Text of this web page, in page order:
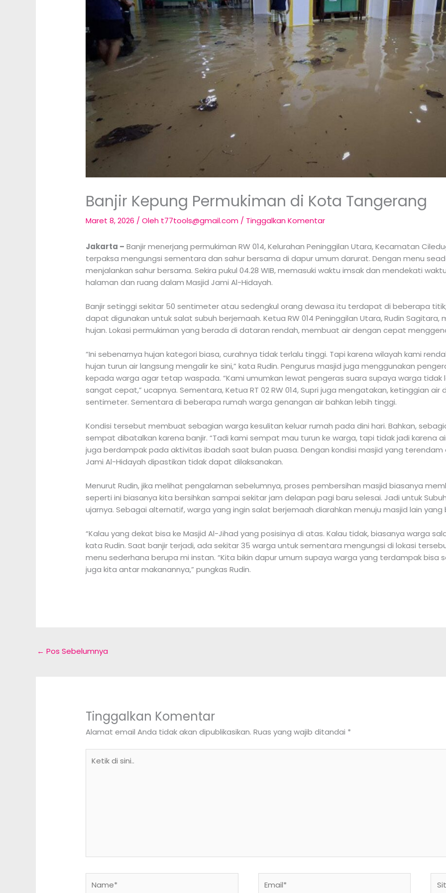
Banjir Kepung Permukiman di Kota Tangerang
Maret 8, 2026 / Oleh t77tools@gmail.com / Tinggalkan Komentar
Jakarta – Banjir menerjang permukiman RW 014, Kelurahan Peninggilan Utara, Kecamatan
terpaksa mengungsi sementara dan sahur bersama di dapur umum darurat. Dengan menu
menjalankan sahur bersama. Sekira pukul 04.28 WIB, memasuki waktu imsak dan mendekati
halaman dan ruang dalam Masjid Jami Al-Hidayah.
Banjir setinggi sekitar 50 sentimeter atau sedengkul orang dewasa itu terdapat di beberapa
dapat digunakan untuk salat subuh berjemaah. Ketua RW 014 Peninggilan Utara, Rudin Sagitara,
hujan. Lokasi permukiman yang berada di dataran rendah, membuat air dengan cepat
“Ini sebenarnya hujan kategori biasa, curahnya tidak terlalu tinggi. Tapi karena wilayah kami
hujan turun air langsung mengalir ke sini,” kata Rudin. Pengurus masjid juga menggunakan
kepada warga agar tetap waspada. “Kami umumkan lewat pengeras suara supaya warga tidak
sangat cepat,” ucapnya. Sementara, Ketua RT 02 RW 014, Supri juga mengatakan, ketinggian
sentimeter. Sementara di beberapa rumah warga genangan air bahkan lebih tinggi.
Kondisi tersebut membuat sebagian warga kesulitan keluar rumah pada dini hari. Bahkan,
sempat dibatalkan karena banjir. “Tadi kami sempat mau turun ke warga, tapi tidak jadi karena
juga berdampak pada aktivitas ibadah saat bulan puasa. Dengan kondisi masjid yang terendam
Jami Al-Hidayah dipastikan tidak dapat dilaksanakan.
Menurut Rudin, jika melihat pengalaman sebelumnya, proses pembersihan masjid biasanya
seperti ini biasanya kita bersihkan sampai sekitar jam delapan pagi baru selesai. Jadi untuk
ujarnya. Sebagai alternatif, warga yang ingin salat berjemaah diarahkan menuju masjid lain
“Kalau yang dekat bisa ke Masjid Al-Jihad yang posisinya di atas. Kalau tidak, biasanya warga
kata Rudin. Saat banjir terjadi, ada sekitar 35 warga untuk sementara mengungsi di lokasi
menu sederhana berupa mi instan. “Kita bikin dapur umum supaya warga yang terdampak bisa
juga kita antar makanannya,” pungkas Rudin.
← Pos Sebelumnya
Tinggalkan Komentar
Alamat email Anda tidak akan dipublikasikan. Ruas yang wajib ditandai *
di